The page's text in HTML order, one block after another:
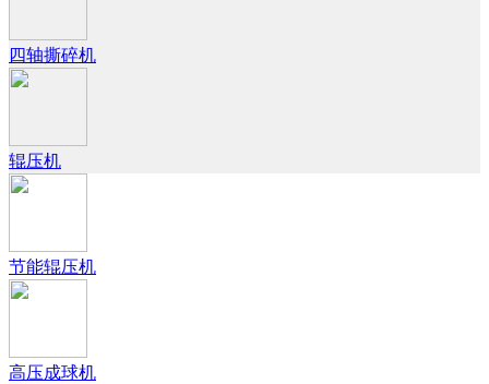
四轴撕碎机
辊压机
节能辊压机
高压成球机